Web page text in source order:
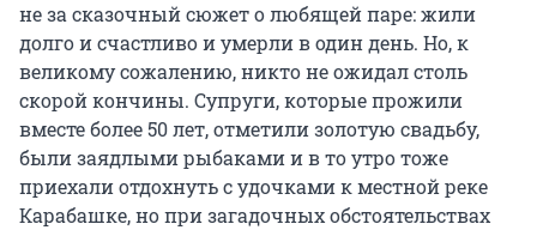
не за сказочный сюжет о любящей паре: жили
долго и счастливо и умерли в один день. Но, к
великому сожалению, никто не ожидал столь
скорой кончины. Супруги, которые прожили
вместе более 50 лет, отметили золотую свадьбу,
были заядлыми рыбаками и в то утро тоже
приехали отдохнуть с удочками к местной реке
Карабашке, но при загадочных обстоятельствах